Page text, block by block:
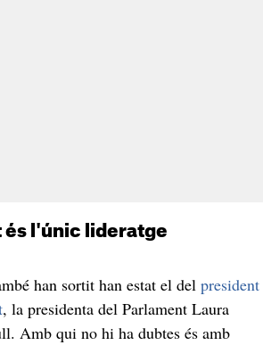
l'únic lideratge
han sortit han estat el del president
, la presidenta del Parlament Laura
Amb qui no hi ha dubtes és amb